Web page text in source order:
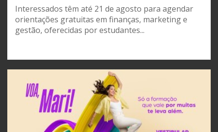
Interessados têm até 21 de agosto para agendar
orientações gratuitas em finanças, marketing e
gestão, oferecidas por estudantes...